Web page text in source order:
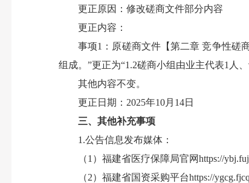
更正原因：修改磋商文件部分内容
更正内容：
事项1：原磋商文件【第二章 竞争性磋商
组成。”更正为“1.2磋商小组由业主代表1人
其他内容不变。
更正日期：2025年10月14日
三、其他补充事项
1.公告信息发布媒体：
（1）福建省医疗保障局官网https://
（2）福建省国资采购平台https://